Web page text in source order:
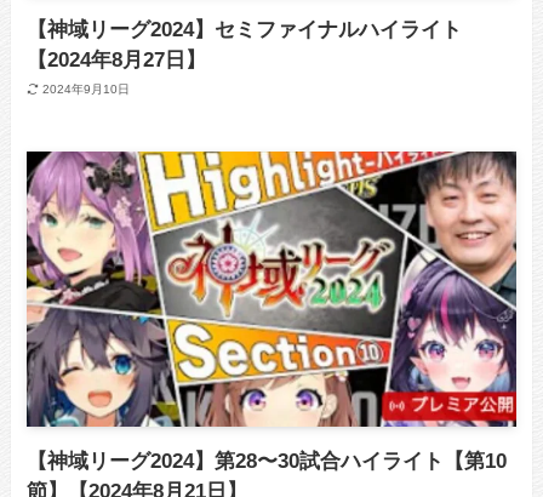
【神域リーグ2024】セミファイナルハイライト
【2024年8月27日】
2024年9月10日
【神域リーグ2024】第28〜30試合ハイライト【第10
節】【2024年8月21日】